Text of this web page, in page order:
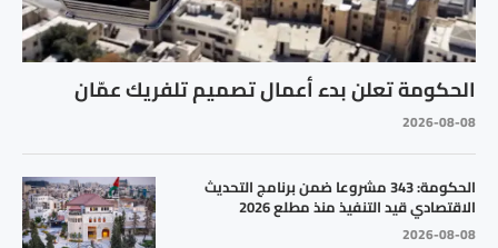
الحكومة تعلن بدء أعمال تصميم تلفريك عمّان
2026-08-08
الحكومة: 343 مشروعا ضمن برنامج التحديث
الاقتصادي قيد التنفيذ منذ مطلع 2026
2026-08-08